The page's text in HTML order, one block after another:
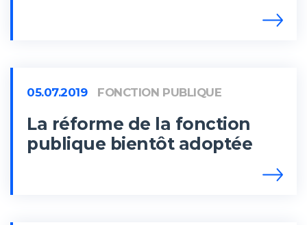
05.07.2019 FONCTION PUBLIQUE
La réforme de la fonction
publique bientôt adoptée